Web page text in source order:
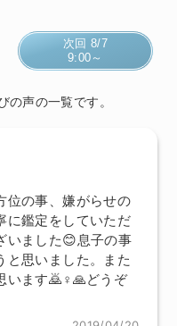
次回 8/7
9:00～
の声の一覧です。
の事、嫌がらせの
に鑑定をしていただ
いました😊息子の事
と思いました。また
います🙇♀🙏どうぞ